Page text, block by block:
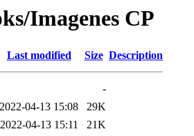
Imagenes CP
Last modified Size Description
-
2022-04-13 15:08
29K
2022-04-13 15:11
21K